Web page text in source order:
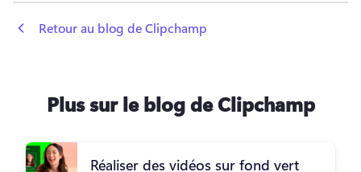
Retour au blog de Clipchamp
Plus sur le blog de Clipchamp
Réaliser des vidéos sur fond vert